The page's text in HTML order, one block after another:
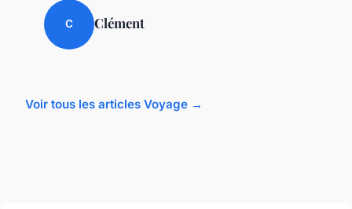
C Clément
Voir tous les articles Voyage →